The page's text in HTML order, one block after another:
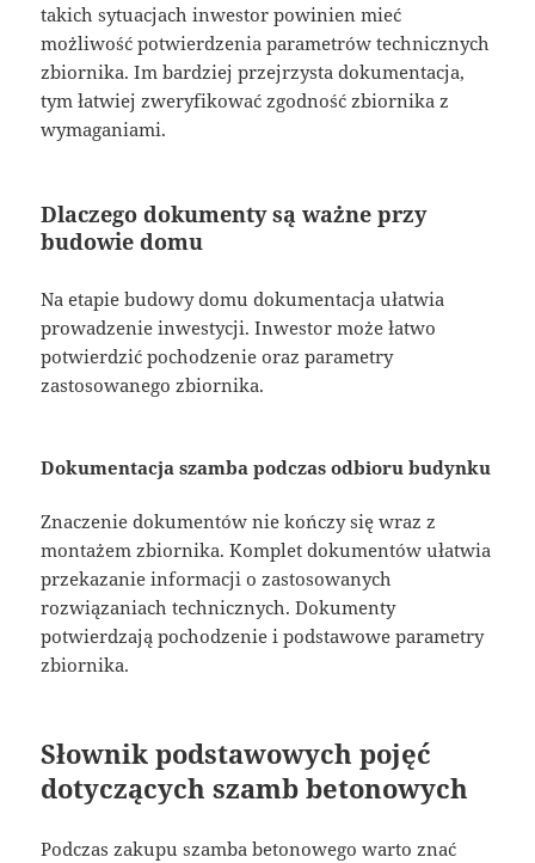
takich sytuacjach inwestor powinien mieć
możliwość potwierdzenia parametrów technicznych
zbiornika. Im bardziej przejrzysta dokumentacja,
tym łatwiej zweryfikować zgodność zbiornika z
wymaganiami.
Dlaczego dokumenty są ważne przy
budowie domu
Na etapie budowy domu dokumentacja ułatwia
prowadzenie inwestycji. Inwestor może łatwo
potwierdzić pochodzenie oraz parametry
zastosowanego zbiornika.
Dokumentacja szamba podczas odbioru budynku
Znaczenie dokumentów nie kończy się wraz z
montażem zbiornika. Komplet dokumentów ułatwia
przekazanie informacji o zastosowanych
rozwiązaniach technicznych. Dokumenty
potwierdzają pochodzenie i podstawowe parametry
zbiornika.
Słownik podstawowych pojęć
dotyczących szamb betonowych
Podczas zakupu szamba betonowego warto znać